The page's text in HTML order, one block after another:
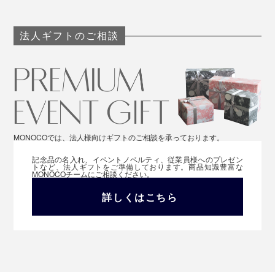
法人ギフトのご相談
MONOCOでは、法人様向けギフトのご相談を承っております。
記念品の名入れ、イベントノベルティ、従業員様へのプレゼン
トなど、法人ギフトをご準備しております。商品知識豊富な
MONOCOチームにご相談ください。
詳しくはこちら